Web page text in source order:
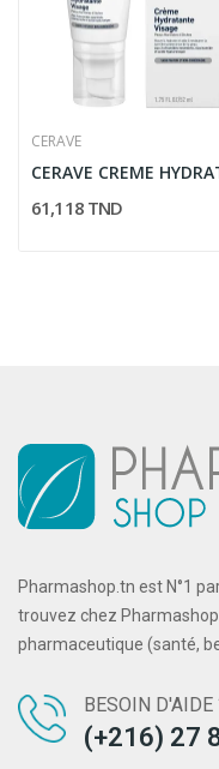
CERAVE
61,118 TND
Pharmashop.tn est N°1
trouvez chez
pharmaceutique (santé,
BESOIN D'AIDE
(+216) 27